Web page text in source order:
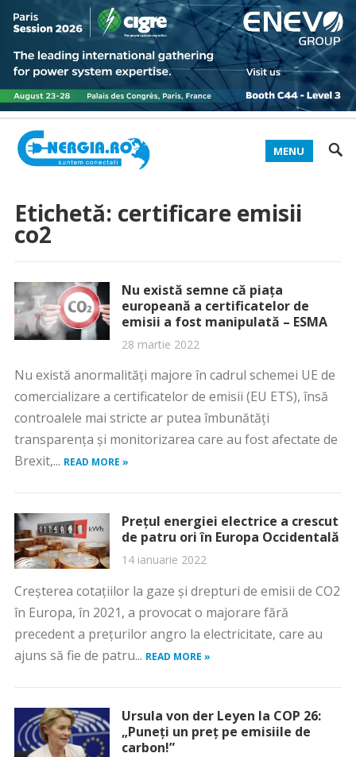
MENU
Etichetă: certificare emisii
co2
Nu există semne că piața
europeană a certificatelor de
emisii a fost manipulată – ESMA
28 martie 2022
Nu există anormalități majore în cadrul schemei UE de
comercializare a certificatelor de emisii (EU ETS), însă
controalele mai stricte ar putea îmbunătăţi
transparenţa şi monitorizarea care au fost afectate de
Brexit,... READ MORE »
Prețul energiei electrice a crescut
de patru ori în Europa Occidentală
14 ianuarie 2022
Creşterea cotaţiilor la gaze şi drepturi de emisii de CO2
în Europa, în 2021, a provocat o majorare fără
precedent a preţurilor angro la electricitate, care au
ajuns să fie de patru... READ MORE »
Ursula von der Leyen la COP 26:
„Puneţi un preţ pe emisiile de
carbon!”